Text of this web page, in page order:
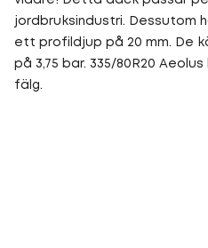
jordbruksindustri. Dessutom
ett profildjup på 20 mm. De
på 3,75 bar. 335/80R20
fälg.